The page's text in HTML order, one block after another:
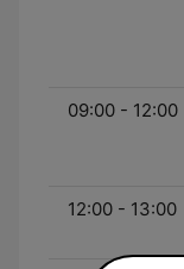
09:00 - 12:00
12:00 - 13:00